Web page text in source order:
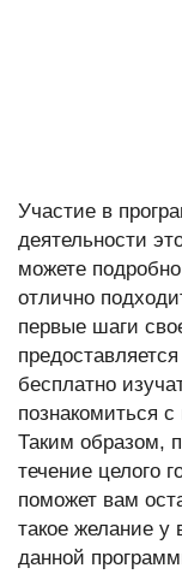
Участие в
деятельности
можете
отлично
первые шаги
бесплатно
познакомиться
Таким образом,
течение целого
поможет вам
такое желание у
данной